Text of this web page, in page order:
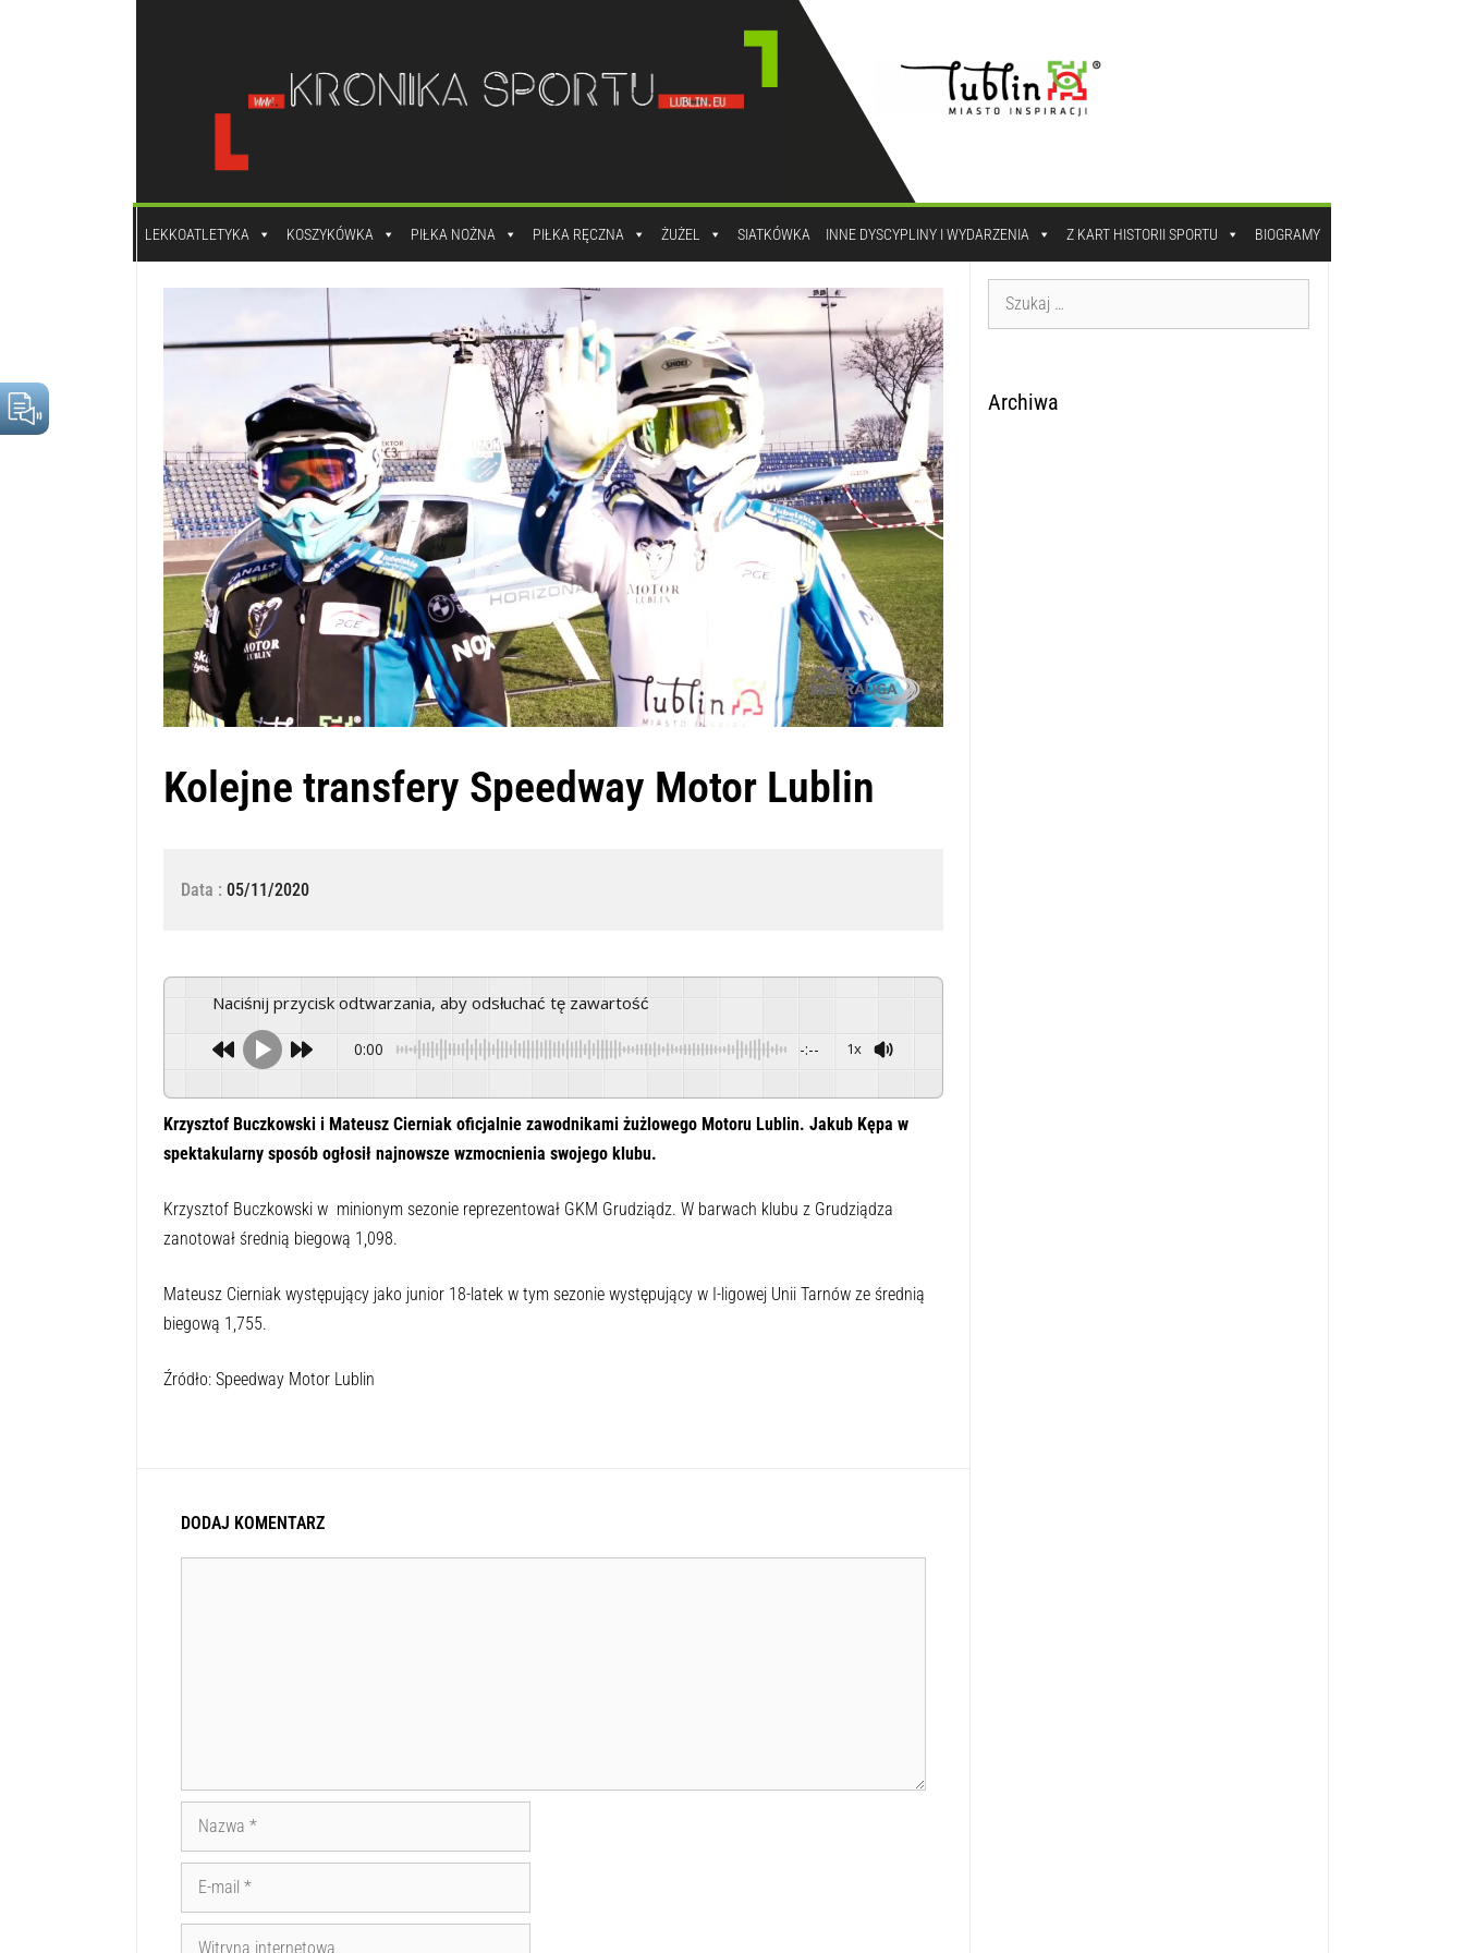
LEKKOATLETYKA KOSZYKÓWKA PIŁKA NOŻNA PIŁKA RĘCZNA ŻUŻEL SIATKÓWKA INNE DYSCYPLINY I WYDARZENIA Z KART HISTORII SPORTU BIOGRAMY
Kolejne transfery Speedway Motor Lublin
Data : 05/11/2020
Naciśnij przycisk odtwarzania, aby odsłuchać tę zawartość
0:00 -:-- 1x
Krzysztof Buczkowski i Mateusz Cierniak oficjalnie zawodnikami żużlowego Motoru Lublin. Jakub Kępa w
spektakularny sposób ogłosił najnowsze wzmocnienia swojego klubu.
Krzysztof Buczkowski w minionym sezonie reprezentował GKM Grudziądz. W barwach klubu z Grudziądza
zanotował średnią biegową 1,098.
Mateusz Cierniak występujący jako junior 18-latek w tym sezonie występujący w I-ligowej Unii Tarnów ze średnią
biegową 1,755.
Źródło: Speedway Motor Lublin
DODAJ KOMENTARZ
Archiwa